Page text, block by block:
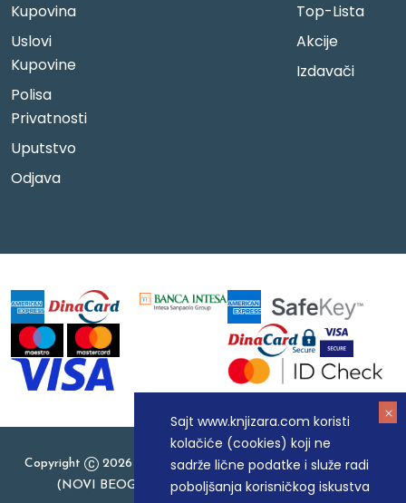
Sajt www.knjizara.com koristi
kolačiće (cookies) koji ne
sadrže lične podatke i služe radi
poboljšanja korisničkog iskustva
Kupovina
Uslovi
Kupovine
Polisa
Privatnosti
Uputstvo
Odjava
Top-Lista
Akcije
Izdavači
Copyright
2026 Knjizara.com - MAKART DOO BEOGRAD
(NOVI BEOGRAD), PIB: 105184104, MB: 20337524